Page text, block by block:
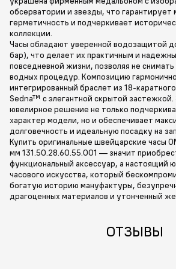
обсерватории и звезды, что гарантирует
герметичность и подчеркивает
коллекции.
Часы обладают уверенной водозащитой
бар), что делает их практичным и
повседневной жизни, позволяя не
водных процедур. Композицию
интегрированный браслет из 18-
Sedna™ с элегантной скрытой
ювелирное решение не только
характер модели, но и обеспечивает
долговечность и идеальную посадку на
Купить оригинальные швейцарские часы
мм 131.50.28.60.55.001 — значит
функциональный аксессуар, а настоящий
часового искусства, который
богатую историю мануфактуры,
драгоценных материалов и утонченный
ОТЗЫВЫ